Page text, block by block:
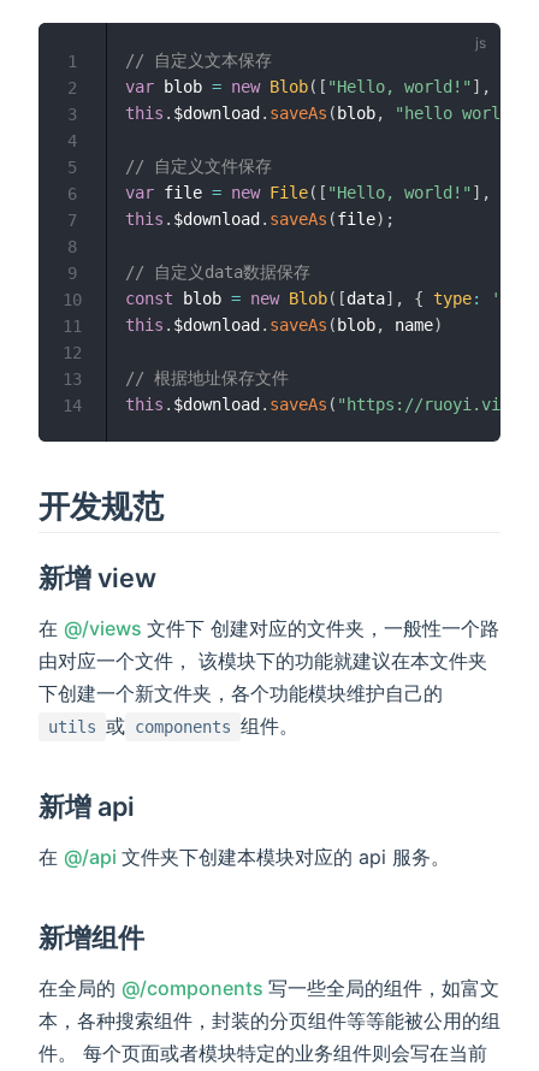
// 自定义文本保存
var blob = new Blob( [ "Hello, world!" ] ,
this . $download . saveAs ( blob, "hello
// 自定义文件保存
var file = new File( [ "Hello, world!" ] ,
this . $download . saveAs (file) ;
// 自定义data数据保存
const blob = new Blob( [data] , { type:
this . $download . saveAs ( blob, name)
// 根据地址保存文件
this . $download . saveAs ( "https://ruoyi.vip/
1
2
3
4
5
6
7
8
9
10
11
12
13
14
开发规范
新增 view
在 @/views (opens new window)
文件下 创建对应的文件夹，一般性一个路
由对应一个文件， 该模块下的功能就建议在本文件夹
下创建一个新文件夹，各个功能模块维护自己的
utils 或 components 组件。
新增 api
在 @/api (opens new window)
文件夹下创建本模块对应的 api 服务。
新增组件
在全局的 @/components (opens new window)
写一些全局的组件，如富文
本，各种搜索组件，封装的分页组件等等能被公用的组
件。 每个页面或者模块特定的业务组件则会写在当前